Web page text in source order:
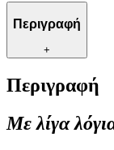
Περιγραφή
+
Περιγραφή
Με λίγα